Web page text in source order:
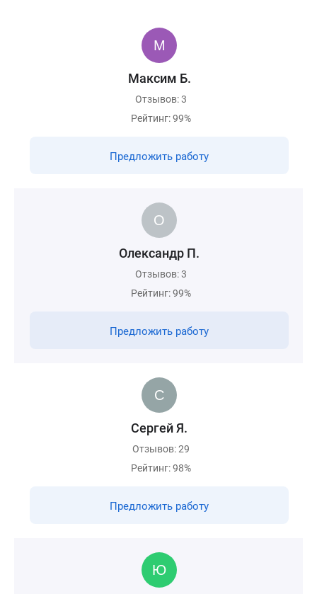
Максим Б.
Отзывов: 3
Рейтинг: 99%
Предложить работу
Олександр П.
Отзывов: 3
Рейтинг: 99%
Предложить работу
Сергей Я.
Отзывов: 29
Рейтинг: 98%
Предложить работу